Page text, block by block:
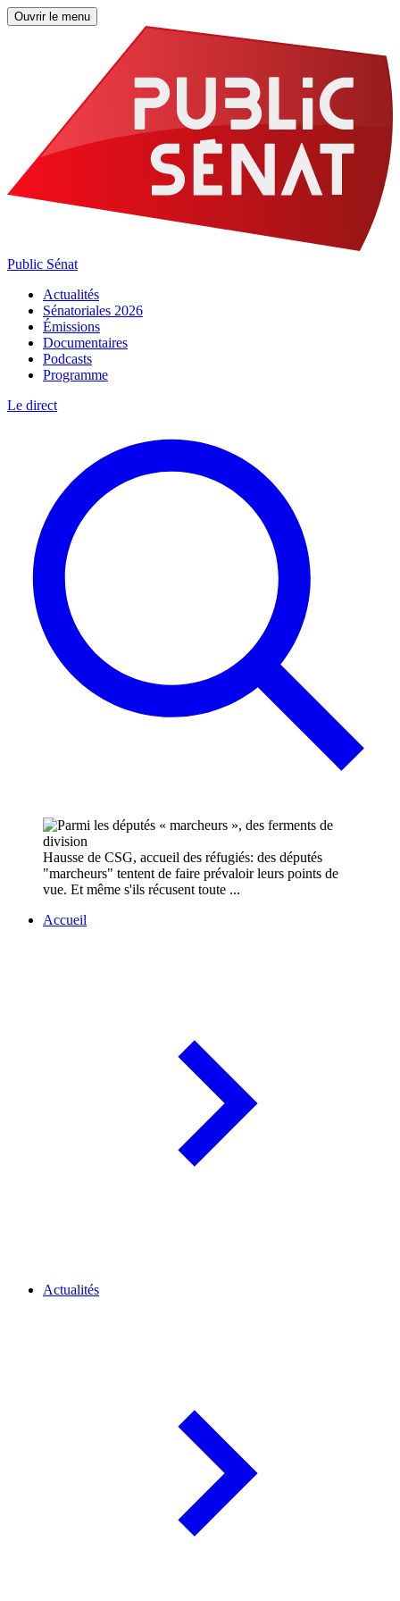
Ouvrir le menu
Public Sénat
Actualités
Sénatoriales 2026
Émissions
Documentaires
Podcasts
Programme
Le direct
Hausse de CSG, accueil des réfugiés: des députés
"marcheurs" tentent de faire prévaloir leurs points de
vue. Et même s'ils récusent toute ...
Accueil
Actualités